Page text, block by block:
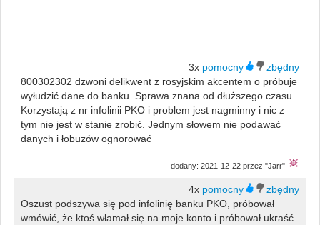
3x
800302302 dzwoni delikwent z rosyjskim akcentem o próbuje
wyłudzić dane do banku. Sprawa znana od dłuższego czasu.
Korzystają z nr infolinii PKO i problem jest nagminny i nic z
tym nie jest w stanie zrobić. Jednym słowem nie podawać
danych i łobuzów ognorować
dodany: 2021-12-22 przez "Jarr"
4x
Oszust podszywa się pod infolinię banku PKO, próbował
wmówić, że ktoś włamał się na moje konto i próbował ukraść